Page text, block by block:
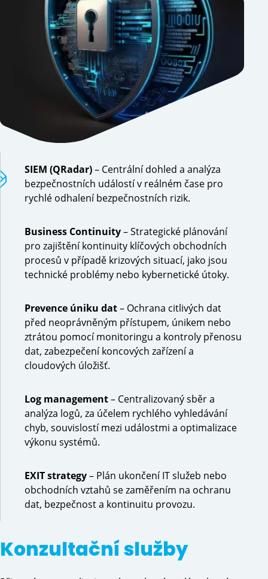
SIEM (QRadar)– Centrální dohled a analýza
bezpečnostních událostí v reálném čase pro
rychlé odhalení bezpečnostních rizik.
Business Continuity– Strategické plánování
pro zajištění kontinuity klíčových obchodních
procesů v případě krizových situací, jako jsou
technické problémy nebo kybernetické útoky.
Prevence úniku dat– Ochrana citlivých dat
před neoprávněným přístupem, únikem nebo
ztrátou pomocí monitoringu a kontroly přenosu
dat, zabezpečení koncových zařízení a
cloudových úložišť.
Log management– Centralizovaný sběr a
analýza logů, za účelem rychlého vyhledávání
chyb, souvislostí mezi událostmi a optimalizace
výkonu systémů.
EXIT strategy– Plán ukončení IT služeb nebo
obchodních vztahů se zaměřením na ochranu
dat, bezpečnost a kontinuitu provozu.
Konzultační služby